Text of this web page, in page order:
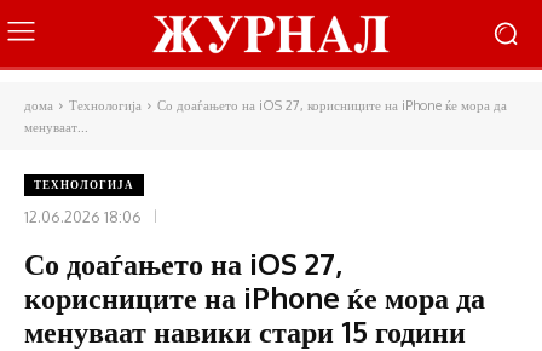
дома Технологија
Со доаѓањето на iOS 27, корисниците на iPhone ќе мора да
менуваат...
ТЕХНОЛОГИЈА
12.06.2026 18:06
Со доаѓањето на iOS 27,
корисниците на iPhone ќе мора да
менуваат навики стари 15 години